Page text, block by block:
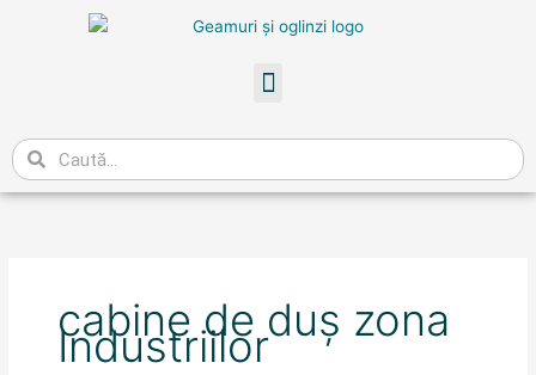
Meniu
Caută
cabine de duș zona
Industriilor